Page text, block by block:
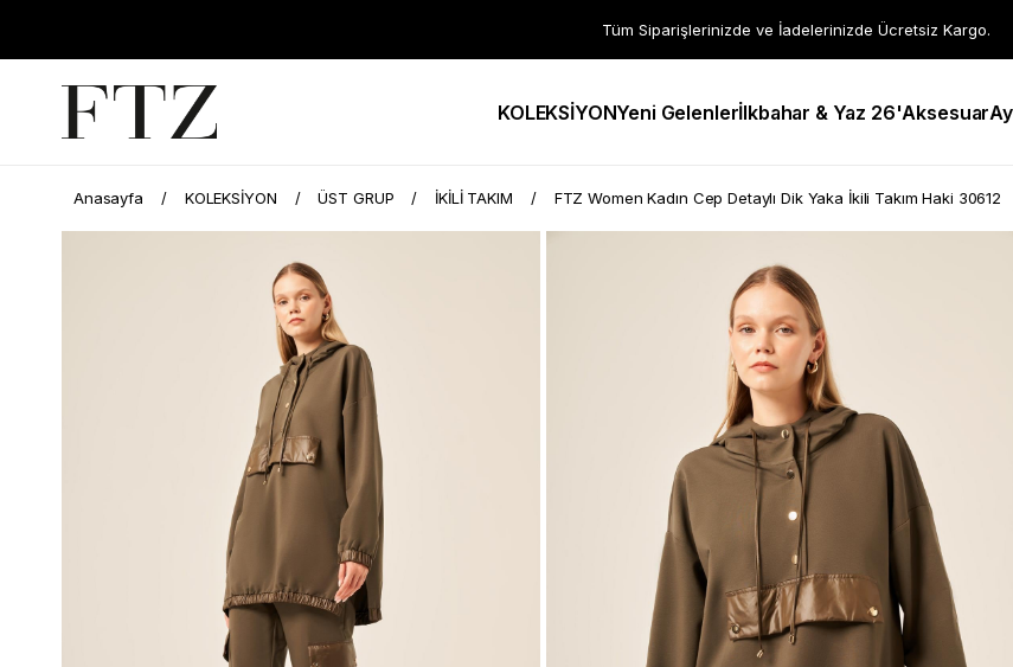
Tüm Siparişlerinizde ve İadelerinizde Ücretsiz Kargo.
KOLEKSİYONYeni Gelenlerİlkbahar & Yaz 26'Aksesuar
Anasayfa KOLEKSİYON ÜST GRUP İKİLİ TAKIM FTZ Women Kadın Cep Detaylı Dik Yaka İkili Takım Haki 30612